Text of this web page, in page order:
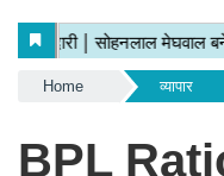
Home व्यापार
BPL